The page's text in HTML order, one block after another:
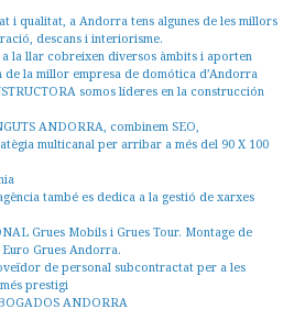
i qualitat, a Andorra tens algunes de les millors
descans i interiorisme.
la llar cobreixen diversos àmbits i aporten
de la millor empresa de domótica d’Andorra
somos líderes en la construcción
ANDORRA, combinem SEO,
multicanal per arribar a més del 90 X 100
també es dedica a la gestió de xarxes
Grues Mobils i Grues Tour. Montage de
Grues Andorra.
de personal subcontractat per a les
prestigi
ANDORRA